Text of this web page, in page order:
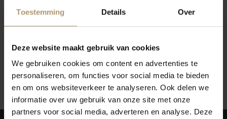
Toestemming Details Over
Deze website maakt gebruik van cookies
We gebruiken cookies om content en advertenties te
personaliseren, om functies voor social media te bieden
en om ons websiteverkeer te analyseren. Ook delen we
informatie over uw gebruik van onze site met onze
partners voor social media, adverteren en analyse. Deze
Geen producten gevonden!...
Terug naar vorige pagina